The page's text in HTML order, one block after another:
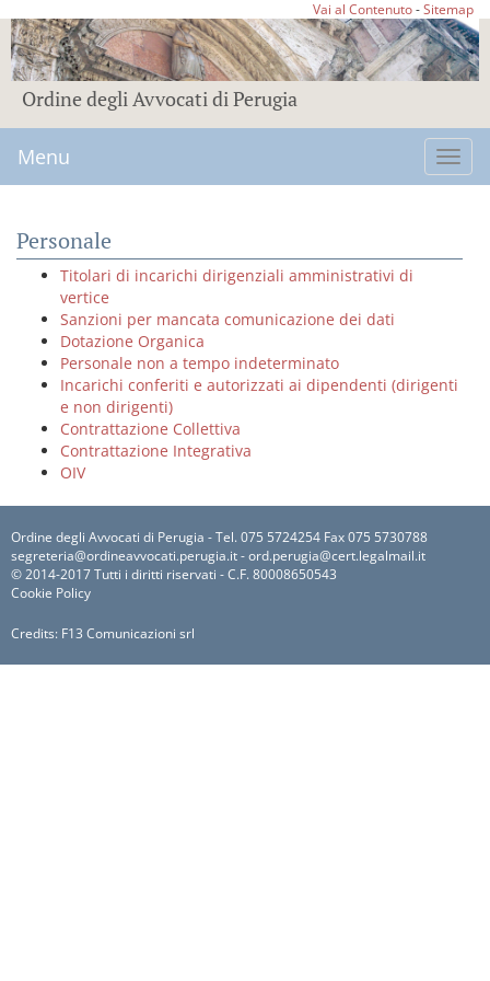
Vai al Contenuto-Sitemap
Ordine degli Avvocati di Perugia
Menu
Personale
Titolari di incarichi dirigenziali amministrativi di
vertice
Sanzioni per mancata comunicazione dei dati
Dotazione Organica
Personale non a tempo indeterminato
Incarichi conferiti e autorizzati ai dipendenti (dirigenti
e non dirigenti)
Contrattazione Collettiva
Contrattazione Integrativa
OIV
Ordine degli Avvocati di Perugia - Tel. 075 5724254 Fax 075 5730788
segreteria@ordineavvocati.perugia.it - ord.perugia@cert.legalmail.it
© 2014-2017 Tutti i diritti riservati - C.F. 80008650543
Cookie Policy
Credits: F13 Comunicazioni srl